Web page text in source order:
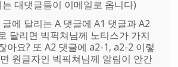
대댓글들이 이메일로 옵니다)
에 달리는 A 댓글에 A1 댓글과 A2
달리면 빅픽쳐님께 노티스가 가지
아요? 또 A2 댓글에 a2-1, a2-2 이렇
원글자인 빅픽쳐님께 알림이 안간